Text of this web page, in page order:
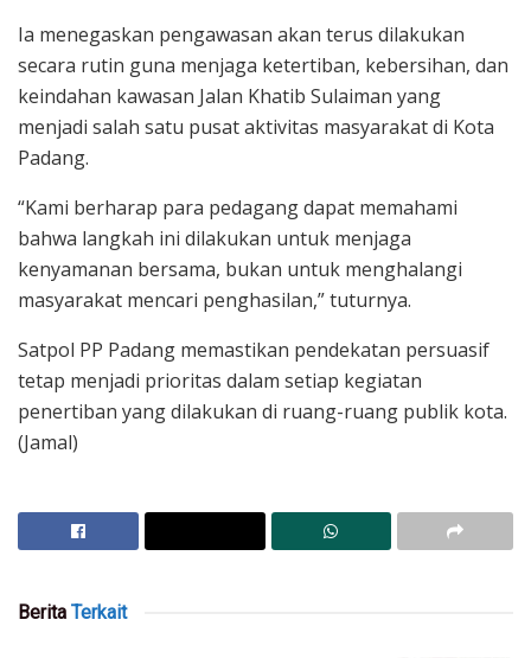
Ia menegaskan pengawasan akan terus dilakukan
secara rutin guna menjaga ketertiban, kebersihan, dan
keindahan kawasan Jalan Khatib Sulaiman yang
menjadi salah satu pusat aktivitas masyarakat di Kota
Padang.
“Kami berharap para pedagang dapat memahami
bahwa langkah ini dilakukan untuk menjaga
kenyamanan bersama, bukan untuk menghalangi
masyarakat mencari penghasilan,” tuturnya.
Satpol PP Padang memastikan pendekatan persuasif
tetap menjadi prioritas dalam setiap kegiatan
penertiban yang dilakukan di ruang-ruang publik kota.
(Jamal)
Berita Terkait